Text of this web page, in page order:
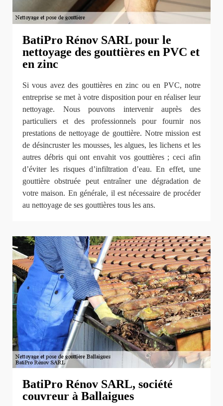
BatiPro Rénov SARL pour le
nettoyage des gouttières en PVC et
en zinc
Si vous avez des gouttières en zinc ou en PVC, notre
entreprise se met à votre disposition pour en réaliser leur
nettoyage. Nous pouvons intervenir auprès des
particuliers et des professionnels pour fournir nos
prestations de nettoyage de gouttière. Notre mission est
de désincruster les mousses, les algues, les lichens et les
autres débris qui ont envahit vos gouttières ; ceci afin
d’éviter les risques d’infiltration d’eau. En effet, une
gouttière obstruée peut entraîner une dégradation de
votre maison. En générale, il est nécessaire de procéder
au nettoyage de ses gouttières tous les ans.
BatiPro Rénov SARL, société
couvreur à Ballaigues